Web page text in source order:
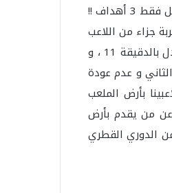
لأول مرة منذ تأسس الفريق في عام 1986 لم يسبق للفريق أن خسر ثلاث مباريات في أقل من أسبوع و بنتائج ثقيلة ليتلقى الفريق 18 هدف و يسجل فقط 3 أهداف !!
الايجابي مع ضياع ضربة جزاء من اللاعب
تميم العولقي بالدقيقة 4 ، وبعدها بدقيقتين سجل اللاعب مشاري العلي هدف الفريق ليتقدم على فريق بروق الذي استطاع ان يسجل هدف التعادل بالدقيقة 11 ، و
تسجيل هدف الثاني و عدم عودة
بأرض الملعب
عن من يقدم بأرض
من الدوري القطري